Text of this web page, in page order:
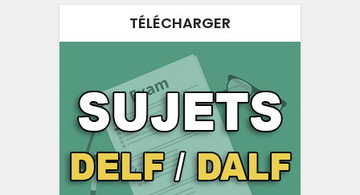
TÉLÉCHARGER